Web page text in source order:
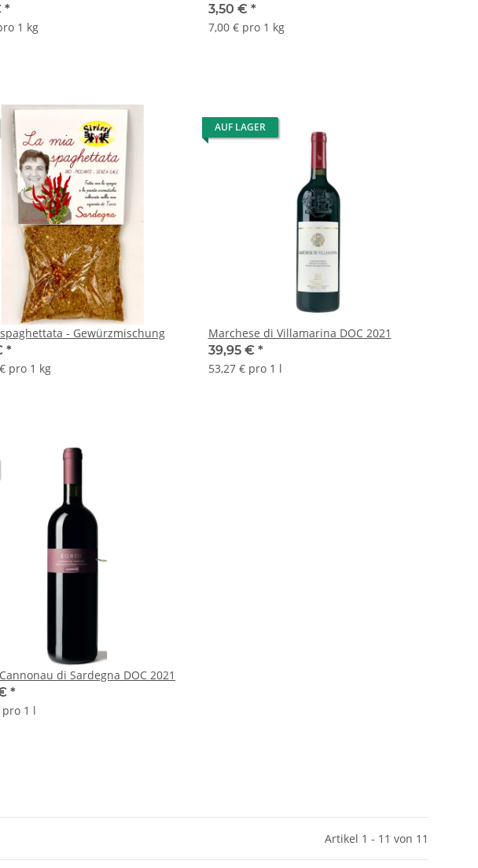
*
1 kg
3,50 € *
7,00 € pro 1 kg
- Gewürzmischung
*
pro 1 kg
AUF LAGER
Marchese di Villamarina DOC 2021
39,95 € *
53,27 € pro 1 l
di Sardegna DOC 2021
*
pro 1 l
Artikel 1 - 11 von 11